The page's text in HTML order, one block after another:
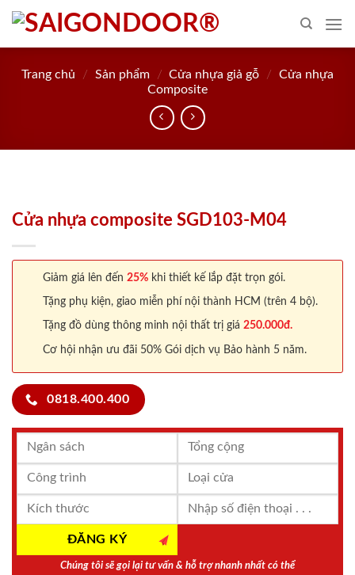
Skip
content
Trang chủ / Sản phẩm / Cửa nhựa giả gỗ /
Cửa nhựa
Composite
Cửa nhựa composite SGD103-M04
Giảm giá lên đến 25% khi thiết kế lắp đặt trọn gói.
Tặng phụ kiện, giao miễn phí nội thành HCM (trên 4 bộ).
Tặng đồ dùng thông minh nội thất trị giá 250.000đ.
Cơ hội nhận ưu đãi 50% Gói dịch vụ Bảo hành 5 năm.
0818.400.400
Chúng tôi sẽ gọi lại tư vấn & hỗ trợ nhanh nhất có thể